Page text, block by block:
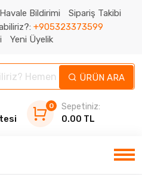
Havale Bildirimi
Sipariş Takibi
+905323373599
Yeni Üyelik
ÜRÜN ARA
0
Sepetiniz:
0.00 TL